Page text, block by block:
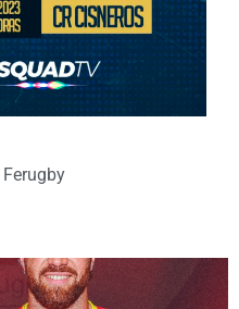
Ferugby